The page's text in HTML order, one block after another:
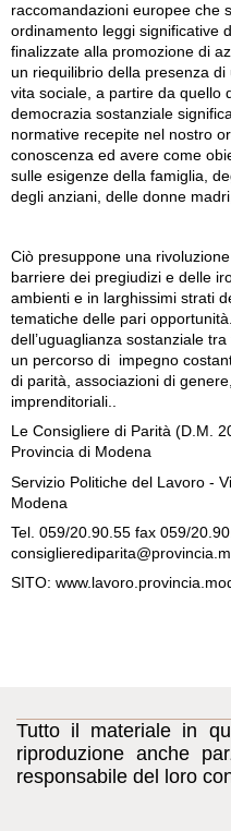
raccomandazioni europee che
ordinamento leggi significative
finalizzate alla promozione di
un riequilibrio della presenza
vita sociale, a partire da quello
democrazia sostanziale
normative recepite nel nostro
conoscenza ed avere come
sulle esigenze della famiglia,
degli anziani, delle donne
Ciò presuppone una
barriere dei pregiudizi e delle
ambienti e in larghissimi strati
tematiche delle pari
dell’uguaglianza sostanziale
un percorso di impegno
di parità, associazioni di
imprenditoriali..
Le Consigliere di Parità (D.M.
Provincia di Modena
Servizio Politiche del Lavoro -
Modena
Tel. 059/20.90.55 fax 059/
SITO:
Tutto il materiale in
riproduzione anche
responsabile del loro